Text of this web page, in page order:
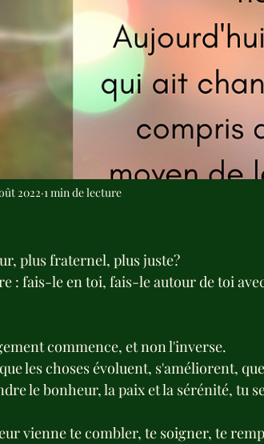
2022 1 min de lecture
plus fraternel, plus juste?
: fais-le en toi, fais-le autour de toi
commence, et non l'inverse.
les choses évoluent, s'améliorent,
le bonheur, la paix et la sérénité, tu
vienne te combler, te soigner, te